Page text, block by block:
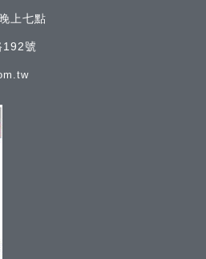
上七點
192號